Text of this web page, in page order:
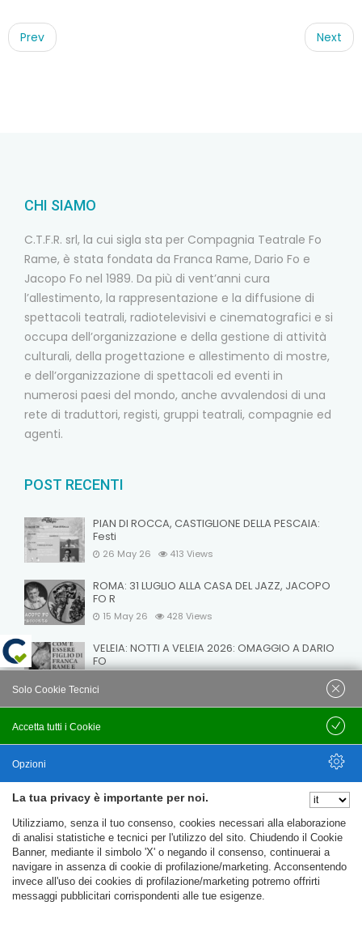
Post
navigation
Prev Next
CHI SIAMO
C.T.F.R. srl, la cui sigla sta per Compagnia Teatrale Fo
Rame, è stata fondata da Franca Rame, Dario Fo e
Jacopo Fo nel 1989. Da più di vent’anni cura
l’allestimento, la rappresentazione e la diffusione di
spettacoli teatrali, radiotelevisivi e cinematografici e si
occupa dell’organizzazione e della gestione di attività
culturali, della progettazione e allestimento di mostre,
e dell’organizzazione di spettacoli ed eventi in
numerosi paesi del mondo, anche avvalendosi di una
rete di traduttori, registi, gruppi teatrali, compagnie ed
agenti.
POST RECENTI
PIAN DI ROCCA, CASTIGLIONE DELLA PESCAIA:
Festi
26 May 26 413 Views
ROMA: 31 LUGLIO ALLA CASA DEL JAZZ, JACOPO
FO R
15 May 26 428 Views
VELEIA: NOTTI A VELEIA 2026: OMAGGIO A DARIO
FO
© C.T.F.R. srl Compagnia Teatrale Fo Rame | All rights
reserved Uffici e Sede Legale: Loc. Santa Cristina 14 - 06024
Gubbio (PG) Partita IVA e C.F. 09781020152
Privacy Policy Trasparenza My account
La tua privacy è importante per noi.
Utilizziamo, senza il tuo consenso, cookies necessari alla elaborazione
di analisi statistiche e tecnici per l'utilizzo del sito. Chiudendo il Cookie
Banner, mediante il simbolo 'X' o negando il consenso, continuerai a
navigare in assenza di cookie di profilazione/marketing. Acconsentendo
invece all'uso dei cookies di profilazione/marketing potremo offrirti
messaggi pubblicitari corrispondenti alle tue esigenze.
Accetta tutti i Cookie
Solo Cookie Tecnici
Salva
Opzioni
Nascondi Opzioni